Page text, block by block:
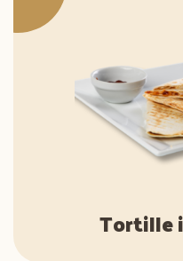
Tortille